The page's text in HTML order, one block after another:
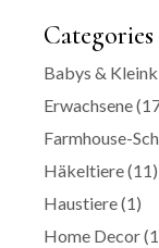
Categories
Babys &
Erwachsene
Farmhouse-
Häkeltiere(11)
Haustiere(1)
Home Decor